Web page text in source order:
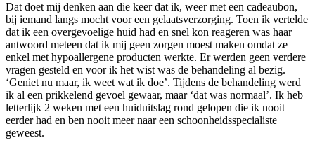
Dat doet mij denken aan die keer dat ik, weer met een cadeaubon,
bij iemand langs mocht voor een gelaatsverzorging. Toen ik vertelde
dat ik een overgevoelige huid had en snel kon reageren was haar
antwoord meteen dat ik mij geen zorgen moest maken omdat ze
enkel met hypoallergene producten werkte. Er werden geen verdere
vragen gesteld en voor ik het wist was de behandeling al bezig.
‘Geniet nu maar, ik weet wat ik doe’. Tijdens de behandeling werd
ik al een prikkelend gevoel gewaar, maar ‘dat was normaal’. Ik heb
letterlijk 2 weken met een huiduitslag rond gelopen die ik nooit
eerder had en ben nooit meer naar een schoonheidsspecialiste
geweest.